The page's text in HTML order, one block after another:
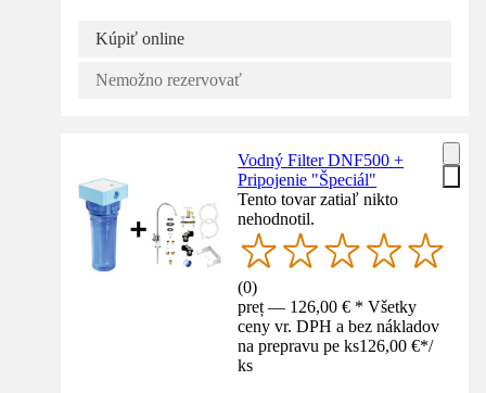
Kúpiť online
Nemožno rezervovať
Vodný Filter DNF500 +
Pripojenie "Špeciál"
Tento tovar zatiaľ nikto
nehodnotil.
(0)
preț — 126,00 € * Všetky
ceny vr. DPH a bez nákladov
na prepravu pe ks126,00 €*/
ks